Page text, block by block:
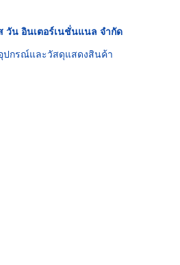
วัน อินเตอร์เนชั่นแนล จำกัด
ปกรณ์และวัสดุแสดงสินค้า